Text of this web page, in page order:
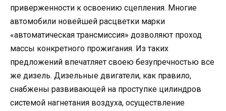
приверженности к освоению сцепления. Многие
автомобили новейшей расцветки марки
«автоматическая трансмиссия» дозволяют проход
массы конкретного прожигания. Из таких
предложений впечатляет своею безупречностью все
же дизель. Дизельные двигатели, как правило,
снабжены развивающей на проступке цилиндров
системой нагнетания воздуха, осуществление